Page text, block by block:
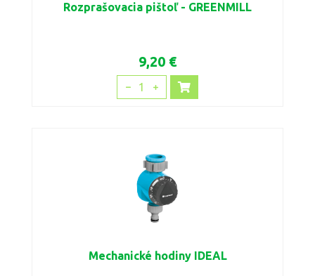
Rozprašovacia pištoľ - GREENMILL
9,20 €
1
Mechanické hodiny IDEAL